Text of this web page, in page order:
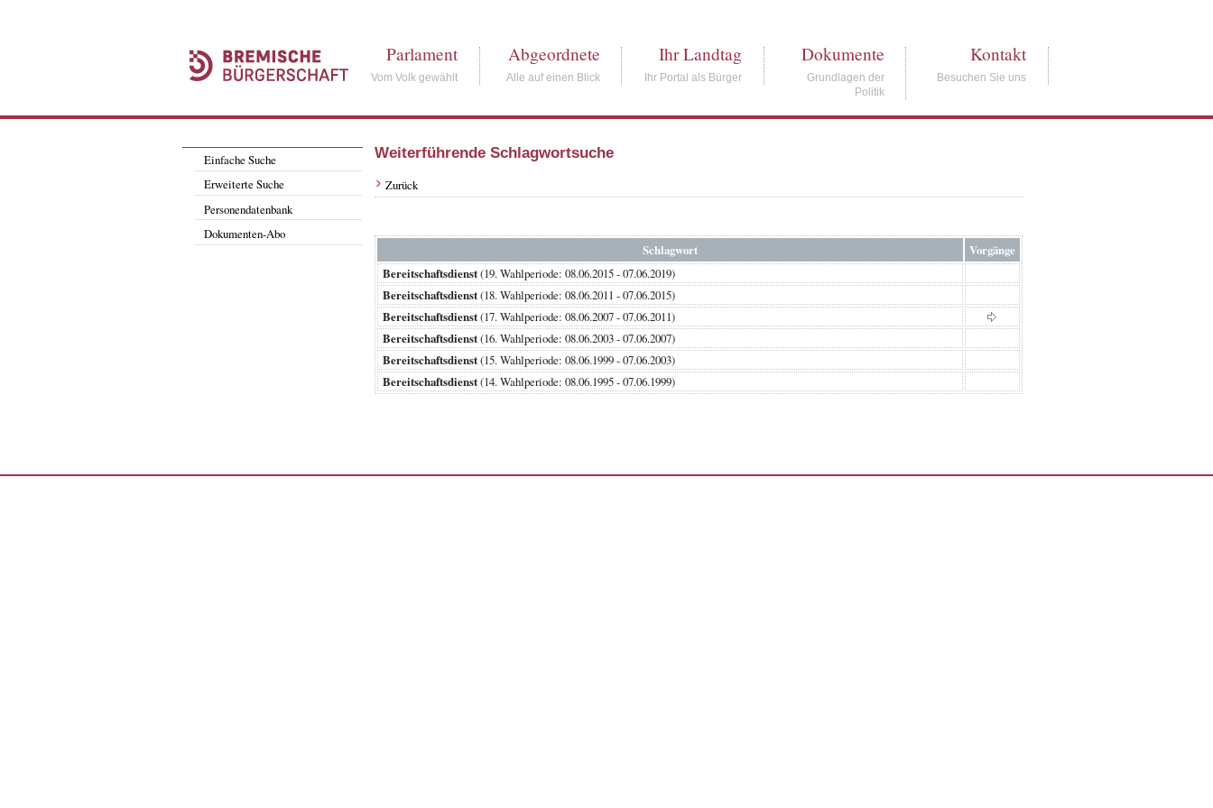
Parlament
Vom Volk gewählt
Abgeordnete
Alle auf einen Blick
Ihr Landtag
Ihr Portal als Bürger
Dokumente
Grundlagen der
Politik
Kontakt
Besuchen Sie uns
Einfache Suche
Erweiterte Suche
Personendatenbank
Dokumenten-Abo
Weiterführende Schlagwortsuche
Zurück
Schlagwort
Vorgänge
Bereitschaftsdienst(19. Wahlperiode: 08.06.2015 - 07.06.2019)
Bereitschaftsdienst(18. Wahlperiode: 08.06.2011 - 07.06.2015)
Bereitschaftsdienst(17. Wahlperiode: 08.06.2007 - 07.06.2011)
Bereitschaftsdienst(16. Wahlperiode: 08.06.2003 - 07.06.2007)
Bereitschaftsdienst(15. Wahlperiode: 08.06.1999 - 07.06.2003)
Bereitschaftsdienst(14. Wahlperiode: 08.06.1995 - 07.06.1999)